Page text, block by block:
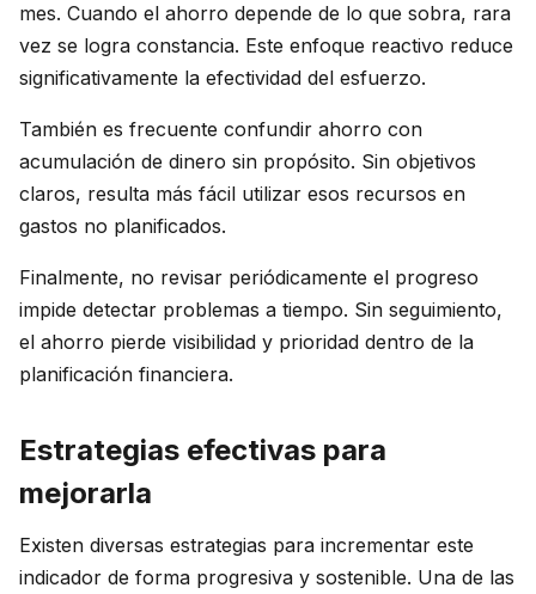
mes. Cuando el ahorro depende de lo que sobra, rara
vez se logra constancia. Este enfoque reactivo reduce
significativamente la efectividad del esfuerzo.
También es frecuente confundir ahorro con
acumulación de dinero sin propósito. Sin objetivos
claros, resulta más fácil utilizar esos recursos en
gastos no planificados.
Finalmente, no revisar periódicamente el progreso
impide detectar problemas a tiempo. Sin seguimiento,
el ahorro pierde visibilidad y prioridad dentro de la
planificación financiera.
Estrategias efectivas para
mejorarla
Existen diversas estrategias para incrementar este
indicador de forma progresiva y sostenible. Una de las